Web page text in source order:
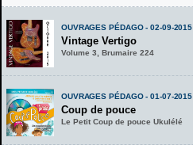
OUVRAGES PÉDAGO - 02-09-2015
Vintage Vertigo
Volume 3, Brumaire 224
OUVRAGES PÉDAGO - 01-07-2015
Coup de pouce
Le Petit Coup de pouce Ukulélé